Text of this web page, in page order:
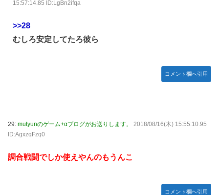
15:57:14.85 ID:LgBn2ifqa
>>28
むしろ安定してたろ彼ら
コメント欄へ引用
29: mutyunのゲーム+αブログがお送りします。
2018/08/16(木) 15:55:10.95
ID:AgxzqFzq0
調合戦闘でしか使えやんのもうんこ
コメント欄へ引用